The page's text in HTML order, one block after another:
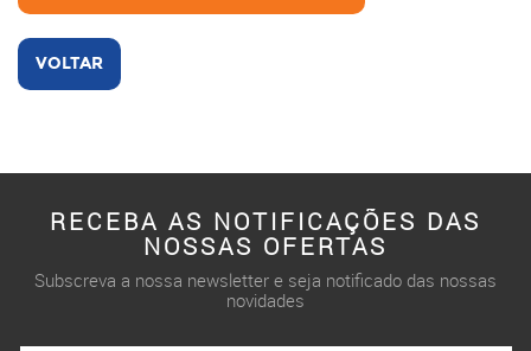
VOLTAR
RECEBA AS NOTIFICAÇÕES DAS
NOSSAS OFERTAS
Subscreva a nossa newsletter e seja notificado das nossas
novidades